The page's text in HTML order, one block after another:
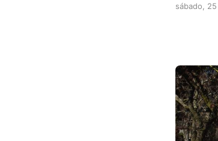
sábado,